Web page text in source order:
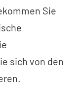
Sie
sich von den